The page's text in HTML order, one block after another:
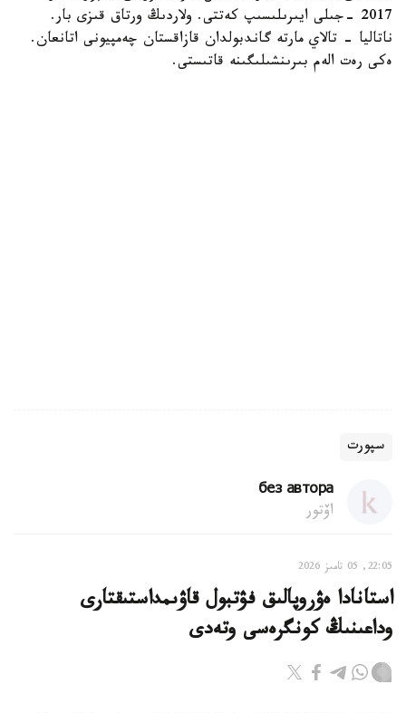
2017 -جىلى ايىرىلىسىپ كەتتى. ولاردىڭ ورتاق قىزى بار.
ناتاليا - تالاي مارتە گاندبولدان قازاقستان چەمپيونى اتانعان.
ەكى رەت الەم بىرىنشىلىگىنە قاتىستى.
سپورت
без автора
اۆتور
22:05, 05 تامىز 2026
استانادا ەۋروپالىق فۋتبول قاۋىمداستىقتارى
وداعىنىڭ كونگرەسى وتەدى